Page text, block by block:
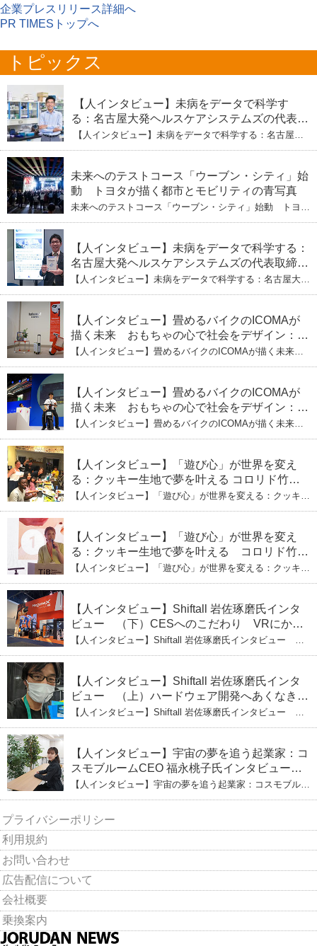
企業プレスリリース詳細へ
PR TIMESトップへ
トピックス
【人インタビュー】未病をデータで科学す
る：名古屋大発ヘルスケアシステムズの代表取
締役社長・瀧本陽介 【下】「人生80年の暇つ
ぶし」を着実に：理系ニートが挑むヘルスケア
【人インタビュー】未病をデータで科学する：名古屋大
挑むヘルスケア標準化と海外戦略
未来へのテストコース「ウーブン・シティ」始
動 トヨタが描く都市とモビリティの青写真
未来へのテストコース「ウーブン・シティ」始動 トヨタ
【人インタビュー】未病をデータで科学する：
名古屋大発ヘルスケアシステムズの代表取締役
社長・瀧本陽介 郵送検査で挑む健康の未来
【人インタビュー】未病をデータで科学する：名古屋大発
【人インタビュー】畳めるバイクのICOMAが
描く未来 おもちゃの心で社会をデザイン：株
式会社ICOMAの代表取締役・生駒崇光
（下）おもちゃで社会を変える、「トイボック
【人インタビュー】畳めるバイクのICOMAが描く未来
イボックス」というデザインメソッド
【人インタビュー】畳めるバイクのICOMAが
描く未来 おもちゃの心で社会をデザイン：株
式会社ICOMAの代表取締役・生駒崇光
（上）「変形」に魅せられたデザイナーの軌
【人インタビュー】畳めるバイクのICOMAが描く未来
ーの軌跡
【人インタビュー】「遊び心」が世界を変え
る：クッキー生地で夢を叶える コロリド竹内
ひとみ（下） 起業は「影響力」のため。愛と
笑いの子育て哲学
【人インタビュー】「遊び心」が世界を変える：クッキー
【人インタビュー】「遊び心」が世界を変え
る：クッキー生地で夢を叶える コロリド竹内
ひとみ（上） クッキー生地に込めた「誰でも
できる」という哲学
【人インタビュー】「遊び心」が世界を変える：クッキー
【人インタビュー】Shiftall 岩佐琢磨氏インタ
ビュー （下）CESへのこだわり VRにかけ
る未来
【人インタビュー】Shiftall 岩佐琢磨氏インタビュー
【人インタビュー】Shiftall 岩佐琢磨氏インタ
ビュー （上）ハードウェア開発へあくなき挑
戦 その起業の経緯とは
【人インタビュー】Shiftall 岩佐琢磨氏インタビュー
【人インタビュー】宇宙の夢を追う起業家：コ
スモブルームCEO 福永桃子氏インタビュー
（下）
【人インタビュー】宇宙の夢を追う起業家：コスモブルー
プライバシーポリシー
利用規約
お問い合わせ
広告配信について
会社概要
乗換案内